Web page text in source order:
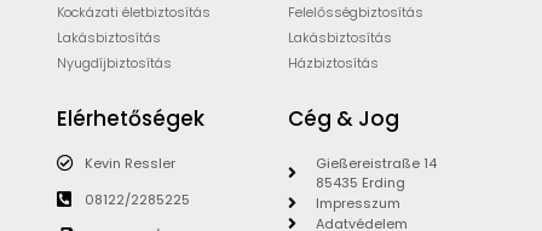
Kockázati életbiztosítás
Lakásbiztosítás
Nyugdíjbiztosítás
Felelősségbiztosítás
Lakásbiztosítás
Házbiztosítás
Elérhetőségek
Kevin Ressler
08122/2285225
Cég & Jog
Gießereistraße 14
85435 Erding
Impresszum
Adatvédelem